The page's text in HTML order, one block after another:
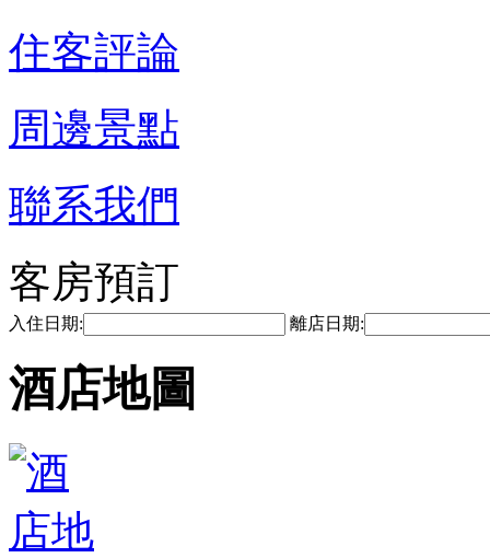
住客評論
周邊景點
聯系我們
客房預訂
入住日期: 離店日期:
酒店地圖